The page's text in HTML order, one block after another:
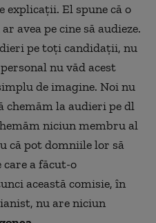
El spune că o
avea pe cine să audieze.
pe toți candidații, nu
nu văd acest
de imagine. Noi nu
la audieri pe dl
niciun membru al
că pot domniile lor să
a făcut-o
această comisie, în
nu are niciun